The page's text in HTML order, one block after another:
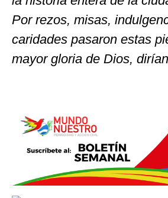
Por rezos, misas,
caridades pasaron estas
mayor gloria de Dios,